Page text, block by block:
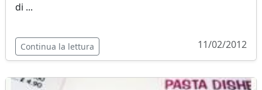
di ...
Continua la lettura 11/02/2012